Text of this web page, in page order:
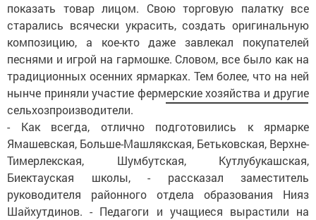
показать товар лицом. Свою торговую палатку все
старались всячески украсить, создать оригинальную
композицию, а кое-кто даже завлекал покупателей
песнями и игрой на гармошке. Словом, все было как на
традиционных осенних ярмарках. Тем более, что на ней
нынче приняли участие фермерские хозяйства и другие
сельхозпроизводители.
- Как всегда, отлично подготовились к ярмарке
Ямашевская, Больше-Машлякская, Бетьковская, Верхне-
Тимерлекская, Шумбутская, Кутлубукашская,
Биектауская школы, - рассказал заместитель
руководителя районного отдела образования Нияз
Шайхутдинов. - Педагоги и учащиеся вырастили на